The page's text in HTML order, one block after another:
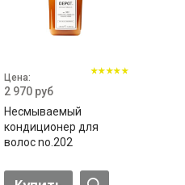
Цена:
2 970 руб
Несмываемый
кондиционер для
волос no.202